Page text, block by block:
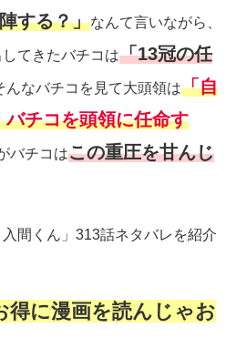
する？」なんて言いながら、
てきたバチコは「13冠の任
んなバチコを見て大頭領は「自
チコを頭領に任命す
バチコはこの重圧を甘んじ
間くん」313話ネタバレを紹介
得に漫画を読んじゃお